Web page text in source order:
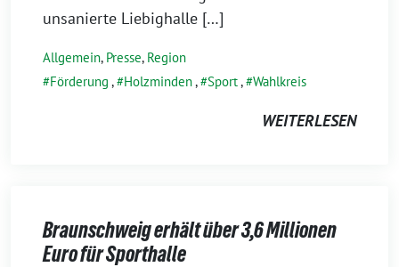
unsanierte Liebighalle […]
Allgemein, Presse, Region
Förderung , Holzminden, Sport, Wahlkreis
WEITERLESEN
Braunschweig erhält über 3,6 Millionen
Euro für Sporthalle